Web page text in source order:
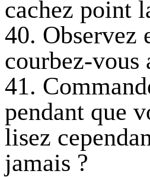
cachez point
40. Observez
courbez-vous
41.
pendant que
lisez
jamais ?